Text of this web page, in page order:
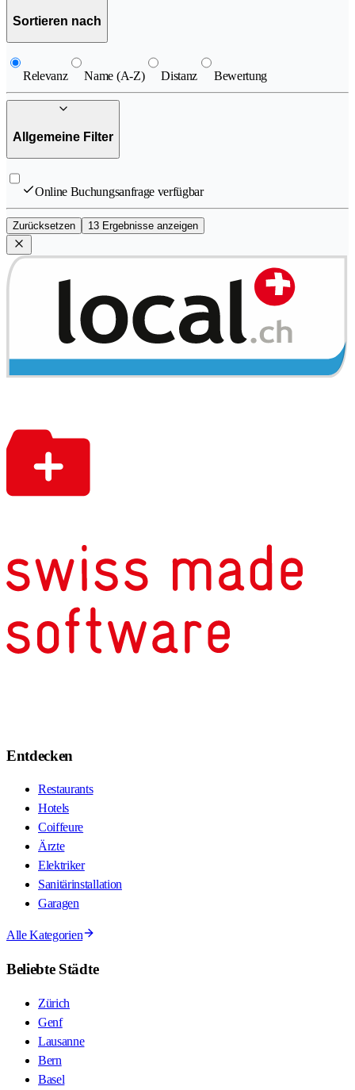
Sortieren nach
Relevanz Name (A-Z) Distanz Bewertung
Allgemeine Filter
Online Buchungsanfrage verfügbar
Zurücksetzen 13 Ergebnisse anzeigen
Entdecken
Restaurants
Hotels
Coiffeure
Ärzte
Elektriker
Sanitärinstallation
Garagen
Alle Kategorien
Beliebte Städte
Zürich
Genf
Lausanne
Bern
Basel